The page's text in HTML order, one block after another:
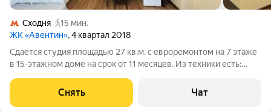
Сходня
15 мин.
ЖК «Авентин», 4 квартал 2018
Сдаётся студия площадью 27 кв.м. с евроремонтом на 7 этаже
в 15-этажном доме на срок от 11 месяцев. Из техники есть:
Дом - панельный, окна выходят во двор. В подъезде 2 лифта - 1
грузовой и 1
Снять Чат